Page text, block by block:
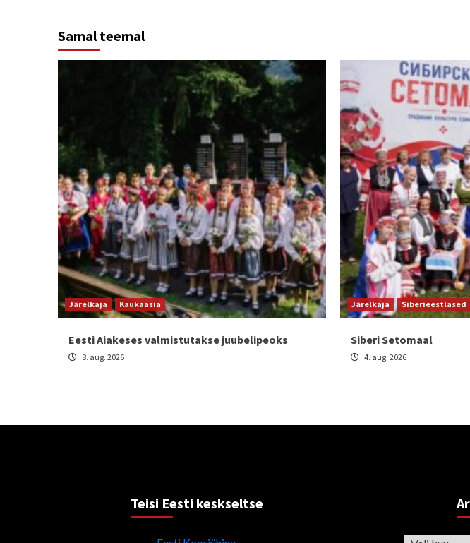
Samal teemal
Järelkaja Kaukaasia
Eesti Aiakeses valmistutakse juubelipeoks
8. aug. 2026
Järelkaja Siberieestlased
Siberi Setomaal
4. aug. 2026
Teisi Eesti keskseltse